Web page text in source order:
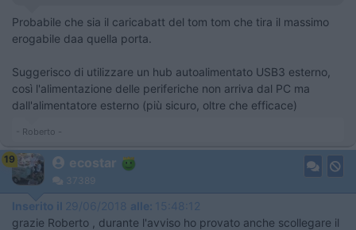
Probabile che sia il caricabatt del tom tom che tira il massimo
erogabile daa quella porta.
Suggerisco di utilizzare un hub autoalimentato USB3 esterno,
così l'alimentazione delle periferiche non arriva dal PC ma
dall'alimentatore esterno (più sicuro, oltre che efficace)
- Roberto -
19 ecostar
37389
Inserito il 29/06/2018 alle: 15:48:12
grazie Roberto , durante l'avviso ho provato anche scollegare il